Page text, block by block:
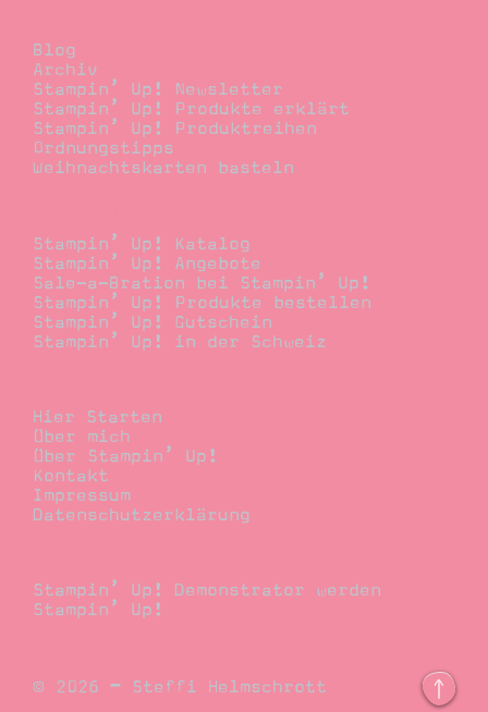
Blog
Archiv
Stampin’ Up! Newsletter
Stampin’ Up! Produkte erklärt
Stampin’ Up! Produktreihen
Ordnungstipps
Weihnachtskarten basteln
Stampin’ Up! Katalog
Stampin’ Up! Angebote
Sale-a-Bration bei Stampin’ Up!
Stampin’ Up! Produkte bestellen
Stampin’ Up! Gutschein
Stampin’ Up! in der Schweiz
Hier Starten
Über mich
Über Stampin’ Up!
Kontakt
Impressum
Datenschutzerklärung
Stampin’ Up! Demonstrator werden
Stampin’ Up!
© 2026 – Steffi Helmschrott